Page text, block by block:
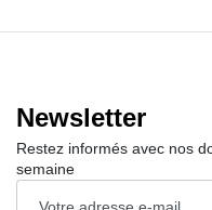
Newsletter
Restez informés avec nos
semaine